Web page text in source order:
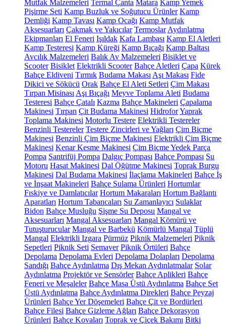
Mutfak Malzemeleri Termal Çanta Matara Kamp Yemek
Pişirme Seti Kamp Buzluk ve Soğutucu Ürünler Kamp
Demliği Kamp Tavası Kamp Ocağı Kamp Mutfak
Aksesuarları Çakmak ve Yakıcılar Termoslar Aydınlatma
Ekipmanları El Feneri Işıldak Kafa Lambası Kamp El Aletleri
Kamp Testeresi Kamp Küreği Kamp Bıçağı Kamp Baltası
Avcılık Malzemeleri Balık Av Malzemeleri Bisiklet ve
Scooter Bisiklet Elektrikli Scooter Bahçe Aletleri Çapa Kürek
Bahçe Eldiveni Tırmık Budama Makası Aşı Makası Fide
Dikici ve Sökücü Orak Bahçe El Aleti Setleri Çim Makası
Tırpan Misinası Aşı Bıçağı Meyve Toplama Aleti Budama
Testeresi Bahçe Çatalı Kazma Bahçe Makineleri Çapalama
Makinesi Tırpan Çit Budama Makinesi HidroforYaprak
Toplama Makinesi Motorlu Testere Elektrikli Testereler
Benzinli Testereler Testere Zincirleri ve Yağları Çim Biçme
Makinesi Benzinli Çim Biçme Makinesi Elektrikli Çim Biçme
Makinesi Kenar Kesme Makinesi Çim Biçme Yedek Parça
Pompa Santrifüj Pompa Dalgıç Pompası Bahçe Pompası Su
Motoru Hasat Makinesi Dal Öğütme Makinesi Toprak Burgu
Makinesi Dal Budama Makinesi İlaçlama Makineleri Bahçe İş
ve İnşaat Makineleri Bahçe Sulama Ürünleri Hortumlar
Fıskiye ve Damlatıcılar Hortum Makaraları Hortum Bağlantı
Aparatları Hortum Tabancaları Su Zamanlayıcı Sulaklar
Bidon Bahçe Musluğu Şişme Su Deposu Mangal ve
Aksesuarları Mangal Aksesuarları Mangal Kömürü ve
Tutuşturucular Mangal ve Barbekü Kömürlü Mangal Tüplü
Mangal Elektrikli Izgara Pürmüz Piknik Malzemeleri Piknik
Sepetleri Piknik Seti Semaver Piknik Örtüleri Bahçe
Depolama Depolama Evleri Depolama Dolapları Depolama
Sandığı Bahçe Aydınlatma Dış Mekan Aydınlatmalar Solar
Aydınlatma Projektör ve Sensörler Bahçe Aplikleri Bahçe
Feneri ve Meşaleler Bahçe Masa Üstü Aydınlatma Bahçe Set
Üstü Aydınlatma Bahçe Aydınlatma Direkleri Bahçe Peyzaj
Ürünleri Bahçe Yer Döşemeleri Bahçe Çit ve Bordürleri
Bahçe Filesi Bahçe Gizleme Ağları Bahçe Dekorasyon
Ürünleri Bahçe Kovaları Toprak ve Çiçek Bakımı Bitki